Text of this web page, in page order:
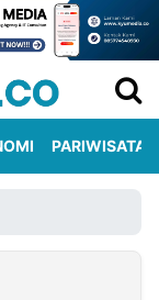
PARIWISATA